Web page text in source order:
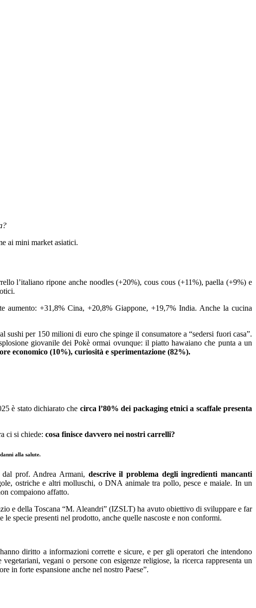
ai mini market asiatici.
l’italiano ripone anche noodles (+20%), cous cous (+11%), paella (+9%) e
aumento: +31,8% Cina, +20,8% Giappone, +19,7% India. Anche la cucina
per 150 milioni di euro che spinge il consumatore a “sedersi fuori casa”.
giovanile dei Pokè ormai ovunque: il piatto hawaiano che punta a un
economico (10%), curiosità e sperimentazione (82%).
è stato dichiarato che circa l’80% dei packaging etnici a scaffale presenta
ci si chiede: cosa finisce davvero nei nostri carrelli?
alla salute.
dal prof. Andrea Armani, descrive il problema degli ingredienti mancanti
ostriche e altri molluschi, o DNA animale tra pollo, pesce e maiale. In un
compaiono affatto.
e della Toscana “M. Aleandri” (IZSLT) ha avuto obiettivo di sviluppare e far
specie presenti nel prodotto, anche quelle nascoste e non conformi.
diritto a informazioni corrette e sicure, e per gli operatori che intendono
vegani o persone con esigenze religiose, la ricerca rappresenta un
in forte espansione anche nel nostro Paese”.